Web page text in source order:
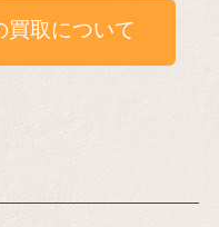
買取について